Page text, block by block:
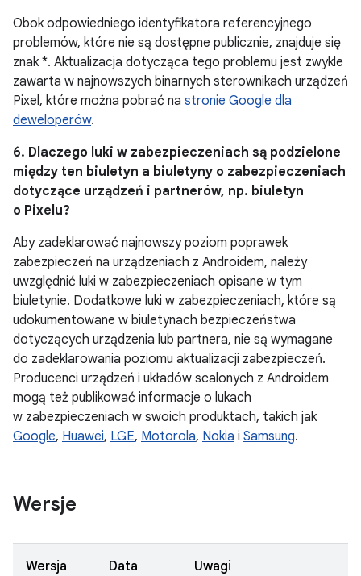
Obok odpowiedniego identyfikatora referencyjnego
problemów, które nie są dostępne publicznie, znajduje się
znak *. Aktualizacja dotycząca tego problemu jest zwykle
zawarta w najnowszych binarnych sterownikach urządzeń
Pixel, które można pobrać na stronie Google dla
deweloperów.
6. Dlaczego luki w zabezpieczeniach są podzielone
między ten biuletyn a biuletyny o zabezpieczeniach
dotyczące urządzeń i partnerów, np. biuletyn
o Pixelu?
Aby zadeklarować najnowszy poziom poprawek
zabezpieczeń na urządzeniach z Androidem, należy
uwzględnić luki w zabezpieczeniach opisane w tym
biuletynie. Dodatkowe luki w zabezpieczeniach, które są
udokumentowane w biuletynach bezpieczeństwa
dotyczących urządzenia lub partnera, nie są wymagane
do zadeklarowania poziomu aktualizacji zabezpieczeń.
Producenci urządzeń i układów scalonych z Androidem
mogą też publikować informacje o lukach
w zabezpieczeniach w swoich produktach, takich jak
Google, Huawei, LGE, Motorola, Nokia i Samsung.
Wersje
Wersja Data Uwagi